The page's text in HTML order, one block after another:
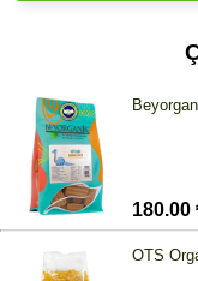
180.00
OTS